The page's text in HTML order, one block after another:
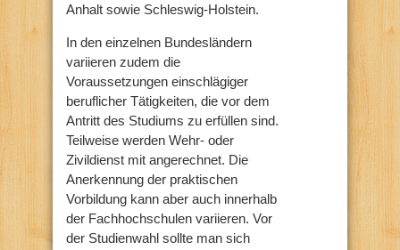
Anhalt sowie Schleswig-Holstein.
In den einzelnen Bundesländern
variieren zudem die
Voraussetzungen einschlägiger
beruflicher Tätigkeiten, die vor dem
Antritt des Studiums zu erfüllen sind.
Teilweise werden Wehr- oder
Zivildienst mit angerechnet. Die
Anerkennung der praktischen
Vorbildung kann aber auch innerhalb
der Fachhochschulen variieren. Vor
der Studienwahl sollte man sich